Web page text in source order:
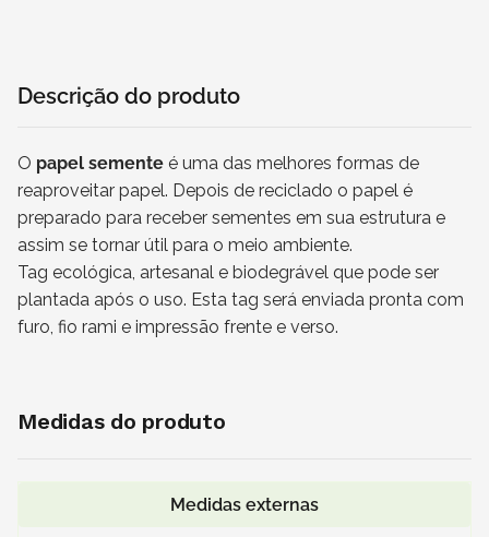
Descrição do produto
O papel semente é uma das melhores formas de
reaproveitar papel. Depois de reciclado o papel é
preparado para receber sementes em sua estrutura e
assim se tornar útil para o meio ambiente.
Tag ecológica, artesanal e biodegrável que pode ser
plantada após o uso. Esta tag será enviada pronta com
furo, fio rami e impressão frente e verso.
Medidas do produto
Medidas externas